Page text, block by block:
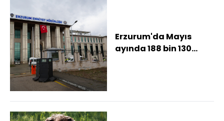
Erzurum'da Mayıs
ayında 188 bin 130